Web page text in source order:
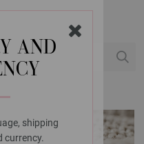
AND
shipping
currency.